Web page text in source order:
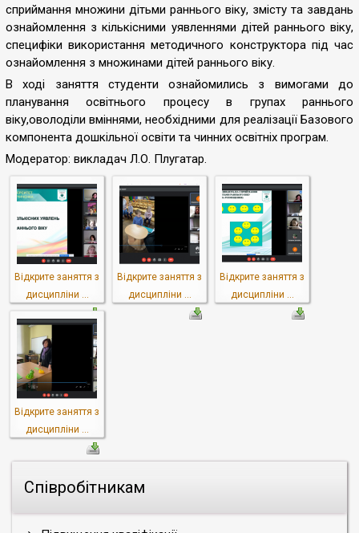
Співробітникам
сприймання множини дітьми раннього віку, змісту та завдань
ознайомлення з кількісними уявленнями дітей раннього віку,
специфіки використання методичного конструктора під час
ознайомлення з множинами дітей раннього віку.
В ході заняття студенти ознайомились з вимогами до
планування освітнього процесу в групах раннього
віку,оволоділи вміннями, необхідними для реалізації Базового
компонента дошкільної освіти та чинних освітніх програм.
Модератор: викладач Л.О. Плугатар.
Відкрите заняття з
дисципліни ...
Відкрите заняття з
дисципліни ...
Відкрите заняття з
дисципліни ...
Відкрите заняття з
дисципліни ...